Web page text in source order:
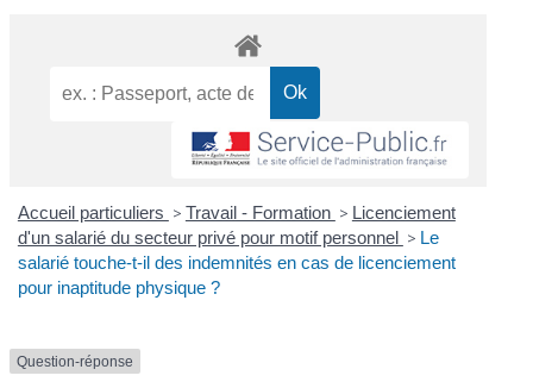
Accueil particuliers > Travail - Formation > Licenciement
d'un salarié du secteur privé pour motif personnel > Le
salarié touche-t-il des indemnités en cas de licenciement
pour inaptitude physique ?
Question-réponse